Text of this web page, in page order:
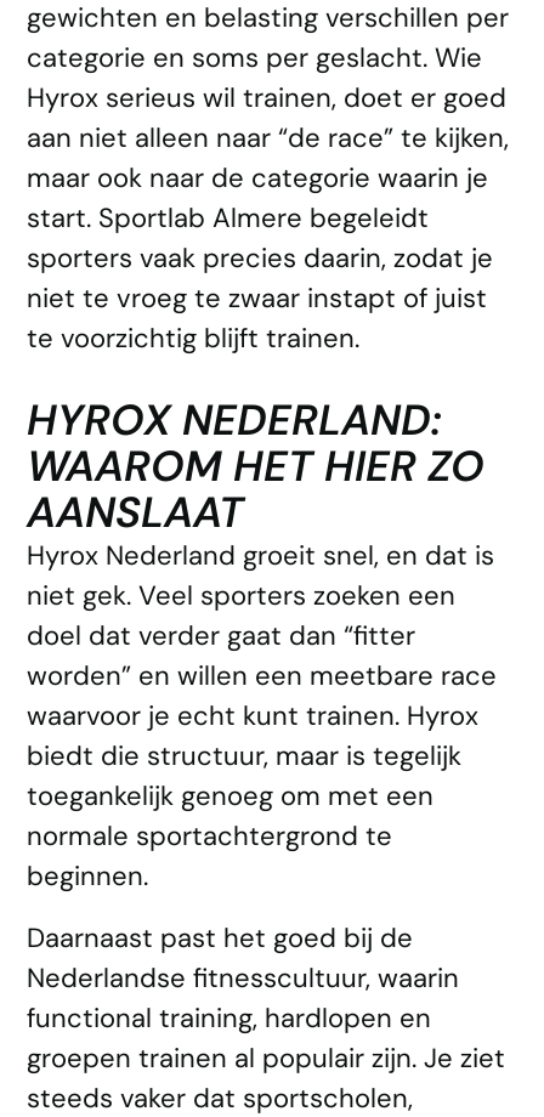
gewichten en belasting verschillen per
categorie en soms per geslacht. Wie
Hyrox serieus wil trainen, doet er goed
aan niet alleen naar “de race” te kijken,
maar ook naar de categorie waarin je
start. Sportlab Almere begeleidt
sporters vaak precies daarin, zodat je
niet te vroeg te zwaar instapt of juist
te voorzichtig blijft trainen.
HYROX NEDERLAND:
WAAROM HET HIER ZO
AANSLAAT
Hyrox Nederland groeit snel, en dat is
niet gek. Veel sporters zoeken een
doel dat verder gaat dan “fitter
worden” en willen een meetbare race
waarvoor je echt kunt trainen. Hyrox
biedt die structuur, maar is tegelijk
toegankelijk genoeg om met een
normale sportachtergrond te
beginnen.
Daarnaast past het goed bij de
Nederlandse fitnesscultuur, waarin
functional training, hardlopen en
groepen trainen al populair zijn. Je ziet
steeds vaker dat sportscholen,